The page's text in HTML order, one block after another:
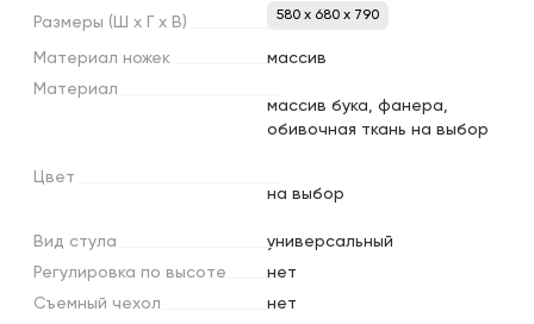
Размеры (Ш х х В) 580 x 680 x 790
Материал ножек
массив
Материал
массив бука, фанера,
обивочная ткань на выбор
Цвет
на выбор
Вид стула
универсальный
Регулировка по высоте
нет
Съемный чехол
нет